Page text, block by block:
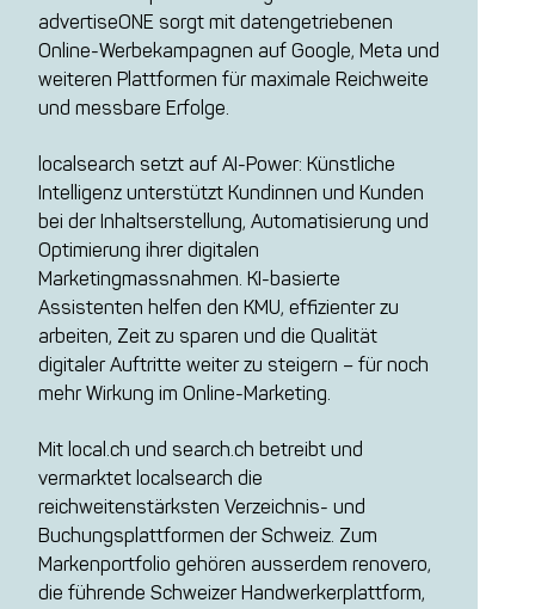
advertiseONE sorgt mit datengetriebenen
Online-Werbekampagnen auf Google, Meta und
weiteren Plattformen für maximale Reichweite
und messbare Erfolge.
localsearch setzt auf AI-Power: Künstliche
Intelligenz unterstützt Kundinnen und Kunden
bei der Inhaltserstellung, Automatisierung und
Optimierung ihrer digitalen
Marketingmassnahmen. KI-basierte
Assistenten helfen den KMU, effizienter zu
arbeiten, Zeit zu sparen und die Qualität
digitaler Auftritte weiter zu steigern – für noch
mehr Wirkung im Online-Marketing.
Mit local.ch und search.ch betreibt und
vermarktet localsearch die
reichweitenstärksten Verzeichnis- und
Buchungsplattformen der Schweiz. Zum
Markenportfolio gehören ausserdem renovero,
die führende Schweizer Handwerkerplattform,